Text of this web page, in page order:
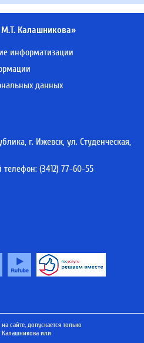
Калашникова»
информатизации
данных
г. Ижевск, ул. Студенческая,
телефон: (3412) 77-60-55
сайте, допускается только
или